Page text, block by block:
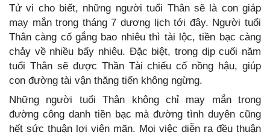
Tử vi cho biết, những người tuổi Thân sẽ là con giáp
may mắn trong tháng 7 dương lịch tới đây. Người tuổi
Thân càng cố gắng bao nhiêu thì tài lộc, tiền bạc càng
chảy về nhiều bấy nhiêu. Đặc biệt, trong dịp cuối năm
tuổi Thân sẽ được Thần Tài chiếu cố nồng hậu, giúp
con đường tài vận thăng tiến không ngừng.
Những người tuổi Thân không chỉ may mắn trong
đường công danh tiền bạc mà đường tình duyên cũng
hết sức thuận lợi viên mãn. Mọi việc diễn ra đều thuận